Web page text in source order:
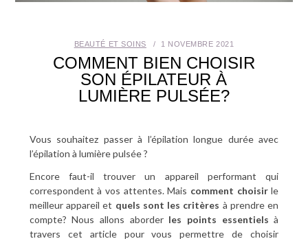
BEAUTÉ ET SOINS 1 NOVEMBRE 2021
COMMENT BIEN CHOISIR
SON ÉPILATEUR À
LUMIÈRE PULSÉE?
Vous souhaitez passer à l’épilation longue durée avec
l’épilation à lumière pulsée ?
Encore faut-il trouver un appareil performant qui
correspondent à vos attentes. Mais comment choisirle
meilleur appareil et quels sont les critères à prendre en
compte? Nous allons aborder les points essentielsà
travers cet article pour vous permettre de choisir